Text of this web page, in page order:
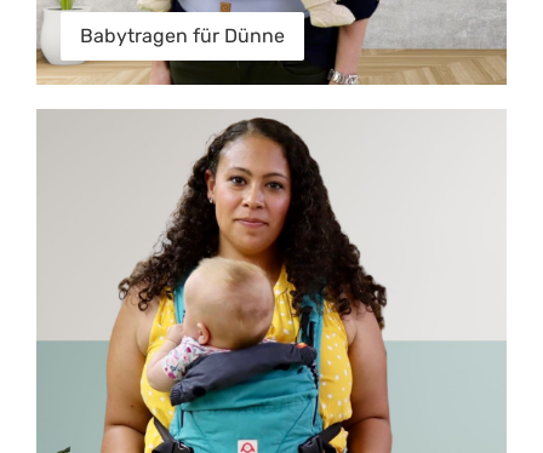
Babytragen für Dünne
Babytragen für XXL Mamas und Papas